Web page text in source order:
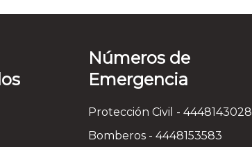
Números de
Emergencia
Protección Civil - 4448143028
Bomberos - 4448153583